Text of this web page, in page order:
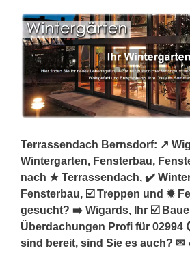
Terrassendach Bernsdorf: ↗️
Wintergarten, Fensterbau,
nach ★ Terrassendach, ✔️
Fensterbau, ☑️ Treppen und ✹
gesucht? ➡️ Wigards, Ihr ☑️
Überdachungen Profi für 02994
sind bereit, sind Sie es auch? ✉